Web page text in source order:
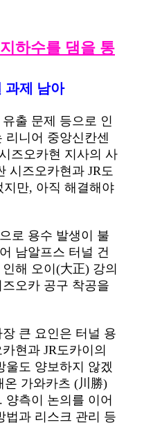
하수를 댐을 통
과제 남아
출 문제 등으로 인
리니어 중앙신칸센
즈오카현 지사의 사
시즈오카현과 JR도
만, 아직 해결해야
로 용수 발생이 불
남알프스 터널 건
해 오이(大正) 강의
오카 공구 착공을
큰 요인은 터널 용
현과 JR도카이의
울도 양보하지 않겠
온 가와카츠 (川勝)
양측이 논의를 이어
법과 리스크 관리 등